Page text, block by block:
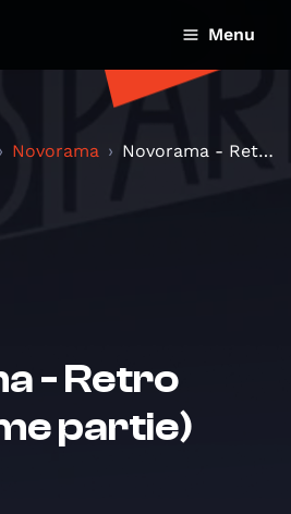
Menu
Novorama Novorama - Retro 2019 (2ème partie)
- Retro
partie)